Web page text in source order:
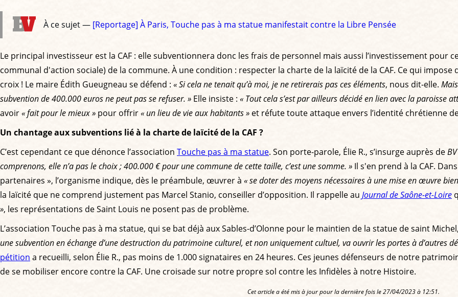
À ce sujet — [Reportage] À Paris, Touche pas à ma statue manifestait contre la Libre Pensée
Le principal investisseur est la CAF : elle subventionnera donc les frais de personnel mais aussi l’investissement pour
communal d'action sociale) de la commune. À une condition : respecter la charte de la laïcité de la CAF. Ce qui
croix ! Le maire Édith Gueugneau se défend : « Si cela ne tenait qu’à moi, je ne retirerais pas ces éléments, nous dit-elle.
subvention de 400.000 euros ne peut pas se refuser. » Elle insiste : « Tout cela s’est par ailleurs décidé en lien avec la paroisse
avoir« fait pour le mieux » pour offrir« un lieu de vie aux habitants » et réfute toute attaque envers l’identité chrétienne
Un chantage aux subventions lié à la charte de laïcité de la CAF ?
C’est cependant ce que dénonce l’association Touche pas à ma statue. Son porte-parole, Élie R., s’insurge auprès deBV
comprenons, elle n’a pas le choix ; 400.000 € pour une commune de cette taille, c’est une somme. » Il s'en prend à la CAF.
partenaires », l’organisme indique, dès le préambule, œuvrer à « se doter des moyens nécessaires à une mise en œuvre
la laïcité que ne comprend justement pas Marcel Stanio, conseiller d’opposition. Il rappelle au Journal de Saône-et-Loire
», les représentations de Saint Louis ne posent pas de problème.
L’association Touche pas à ma statue, qui se bat déjà aux Sables-d’Olonne pour le maintien de la statue de saint
une subvention en échange d’une destruction du patrimoine culturel, et non uniquement cultuel, va ouvrir les portes à d’autres
pétition a recueilli, selon Élie R., pas moins de 1.000 signataires en 24 heures. Ces jeunes défenseurs de notre
de se mobiliser encore contre la CAF. Une croisade sur notre propre sol contre les Infidèles à notre Histoire.
Cet article a été mis à jour pour la dernière fois le 27/04/2023 à 12:51.